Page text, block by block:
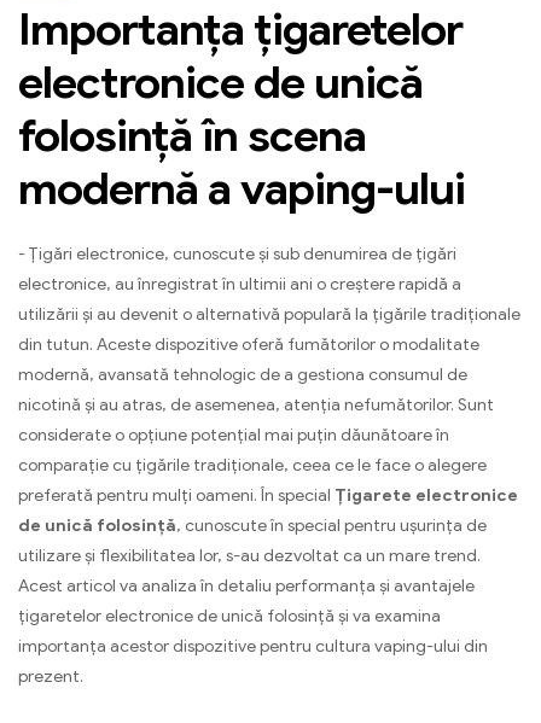
Importanța țigaretelor
electronice de unică
folosință în scena
modernă a vaping-ului
- Țigări electronice, cunoscute și sub denumirea de țigări
electronice, au înregistrat în ultimii ani o creștere rapidă a
utilizării și au devenit o alternativă populară la țigările tradiționale
din tutun. Aceste dispozitive oferă fumătorilor o modalitate
modernă, avansată tehnologic de a gestiona consumul de
nicotină și au atras, de asemenea, atenția nefumătorilor. Sunt
considerate o opțiune potențial mai puțin dăunătoare în
comparație cu țigările tradiționale, ceea ce le face o alegere
preferată pentru mulți oameni. În special Țigarete electronice
de unică folosință, cunoscute în special pentru ușurința de
utilizare și flexibilitatea lor, s-au dezvoltat ca un mare trend.
Acest articol va analiza în detaliu performanța și avantajele
țigaretelor electronice de unică folosință și va examina
importanța acestor dispozitive pentru cultura vaping-ului din
prezent.